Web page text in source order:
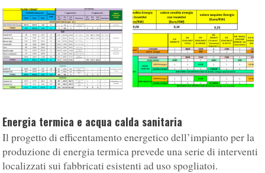
Energia termica e acqua calda sanitaria
Il progetto di efficentamento energetico dell’impianto per la
produzione di energia termica prevede una serie di interventi
localizzati sui fabbricati esistenti ad uso spogliatoi.